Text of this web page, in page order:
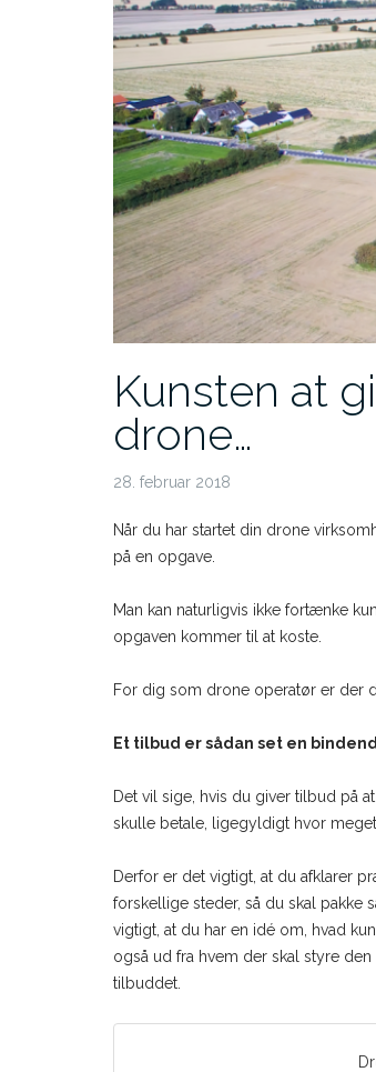
Kunsten at
drone…
28. februar 2018
Når du har startet din drone
på en opgave.
Man kan naturligvis ikke fortænke
opgaven kommer til at koste.
For dig som drone operatør er der
Et tilbud er sådan set en
Det vil sige, hvis du giver tilbud på
skulle betale, ligegyldigt hvor
Derfor er det vigtigt, at du afklarer
forskellige steder, så du skal pakke
vigtigt, at du har en idé om, hvad
også ud fra hvem der skal styre
tilbuddet.